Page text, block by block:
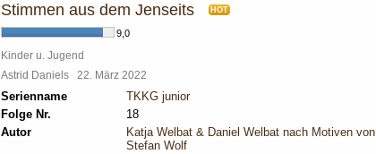
Stimmen aus dem Jenseits HOT
9,0
Kinder u. Jugend
Astrid Daniels 22. März 2022
Serienname
TKKG junior
Folge Nr.
18
Autor
Katja Welbat & Daniel Welbat nach Motiven von
Stefan Wolf